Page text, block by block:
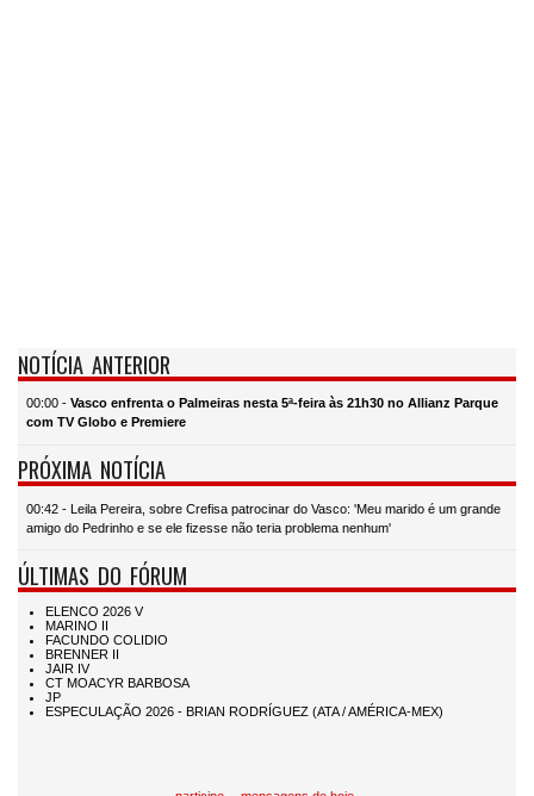
NOTÍCIA ANTERIOR
00:00 - Vasco enfrenta o Palmeiras nesta 5ª-feira às 21h30 no Allianz Parque
com TV Globo e Premiere
PRÓXIMA NOTÍCIA
00:42 - Leila Pereira, sobre Crefisa patrocinar do Vasco: 'Meu marido é um grande
amigo do Pedrinho e se ele fizesse não teria problema nenhum'
ÚLTIMAS DO FÓRUM